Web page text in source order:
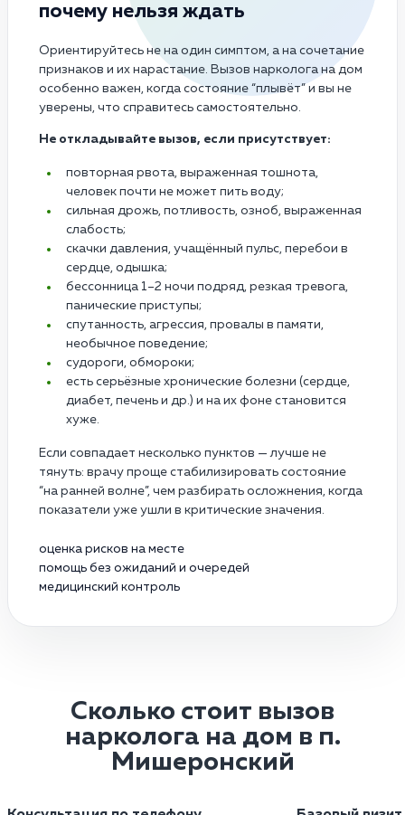
почему нельзя ждать
Ориентируйтесь не на один симптом, а на сочетание
признаков и их нарастание. Вызов нарколога на дом
особенно важен, когда состояние “плывёт” и вы не
уверены, что справитесь самостоятельно.
Не откладывайте вызов, если присутствует:
повторная рвота, выраженная тошнота,
человек почти не может пить воду;
сильная дрожь, потливость, озноб, выраженная
слабость;
скачки давления, учащённый пульс, перебои в
сердце, одышка;
бессонница 1–2 ночи подряд, резкая тревога,
панические приступы;
спутанность, агрессия, провалы в памяти,
необычное поведение;
судороги, обмороки;
есть серьёзные хронические болезни (сердце,
диабет, печень и др.) и на их фоне становится
хуже.
Если совпадает несколько пунктов — лучше не
тянуть: врачу проще стабилизировать состояние
“на ранней волне”, чем разбирать осложнения, когда
показатели уже ушли в критические значения.
оценка рисков на месте
помощь без ожиданий и очередей
медицинский контроль
Сколько стоит вызов
нарколога на дом в п.
Мишеронский